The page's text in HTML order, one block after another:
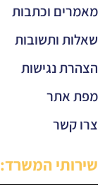
מאמרים וכתבות
שאלות ותשובות
הצהרת נגישות
מפת אתר
צרו קשר
שירותי המשרד: